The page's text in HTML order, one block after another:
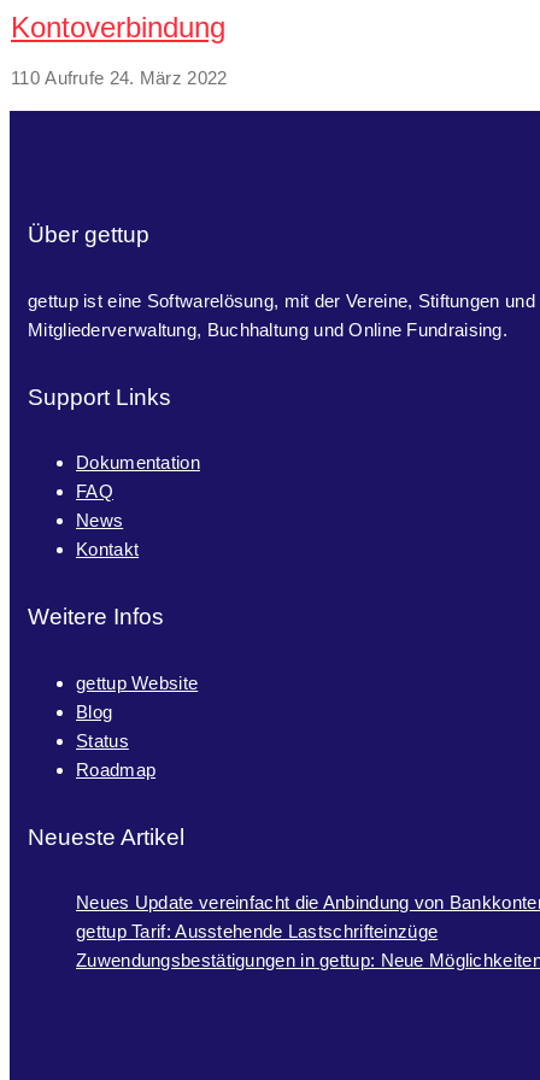
Kontoverbindung
110 Aufrufe 24. März 2022
Über gettup
gettup ist eine Softwarelösung, mit der Vereine, Stiftungen
Mitgliederverwaltung, Buchhaltung und Online Fundraising.
Support Links
Dokumentation
FAQ
News
Kontakt
Weitere Infos
gettup Website
Blog
Status
Roadmap
Neueste Artikel
Neues Update vereinfacht die Anbindung von
gettup Tarif: Ausstehende Lastschrifteinzüge
Zuwendungsbestätigungen in gettup: Neue